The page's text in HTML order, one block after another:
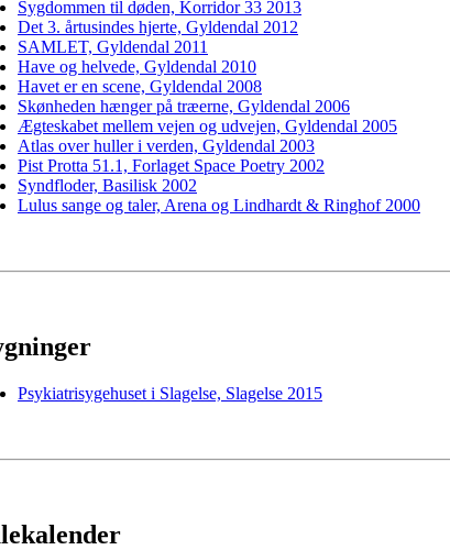
Sygdommen til døden, Korridor 33 2013
Det 3. årtusindes hjerte, Gyldendal 2012
SAMLET, Gyldendal 2011
Have og helvede, Gyldendal 2010
Havet er en scene, Gyldendal 2008
Skønheden hænger på træerne, Gyldendal 2006
Ægteskabet mellem vejen og udvejen, Gyldendal 2005
Atlas over huller i verden, Gyldendal 2003
Pist Protta 51.1, Forlaget Space Poetry 2002
Syndfloder, Basilisk 2002
Lulus sange og taler, Arena og Lindhardt & Ringhof 2000
Psykiatrisygehuset i Slagelse, Slagelse 2015